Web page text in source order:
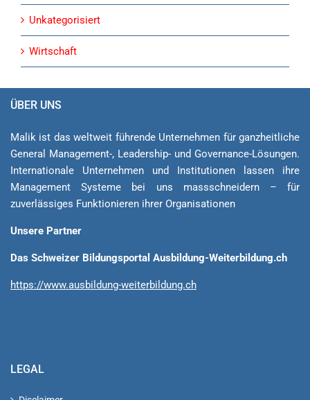
Unkategorisiert
Wirtschaft
ÜBER UNS
Malik ist das weltweit führende Unternehmen für ganzheitliche
General Ma­na­ge­ment-, Lea­der­ship- und Governance-Lösungen.
Internationale Unternehmen und Institutionen lassen ihre
Management Sys­teme bei uns massschneidern – für
zuverlässiges Funktionieren ihrer Organisationen
Unsere Partner
Das Schweizer Bildungsportal Ausbildung-Weiterbildung.ch
https://www.ausbildung-weiterbildung.ch
LEGAL